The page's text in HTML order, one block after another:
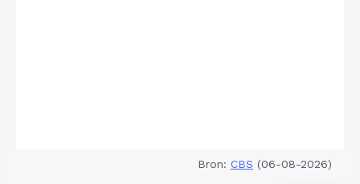
Bron: CBS (06-08-2026)